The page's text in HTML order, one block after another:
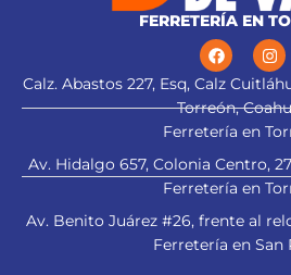
FERRETERÍA EN
Calz. Abastos 227, Esq, Calz
Torreón,
Ferretería en
Av. Hidalgo 657, Colonia Centro,
Ferretería en
Av. Benito Juárez #26, frente al
Ferretería en San